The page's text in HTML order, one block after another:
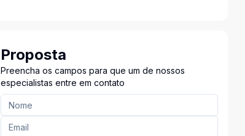
Proposta
Preencha os campos para que um de nossos
especialistas entre em contato